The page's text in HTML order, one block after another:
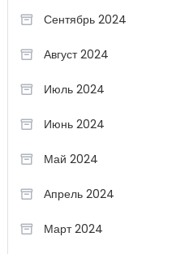
Сентябрь 2024
Август 2024
Июль 2024
Июнь 2024
Май 2024
Апрель 2024
Март 2024